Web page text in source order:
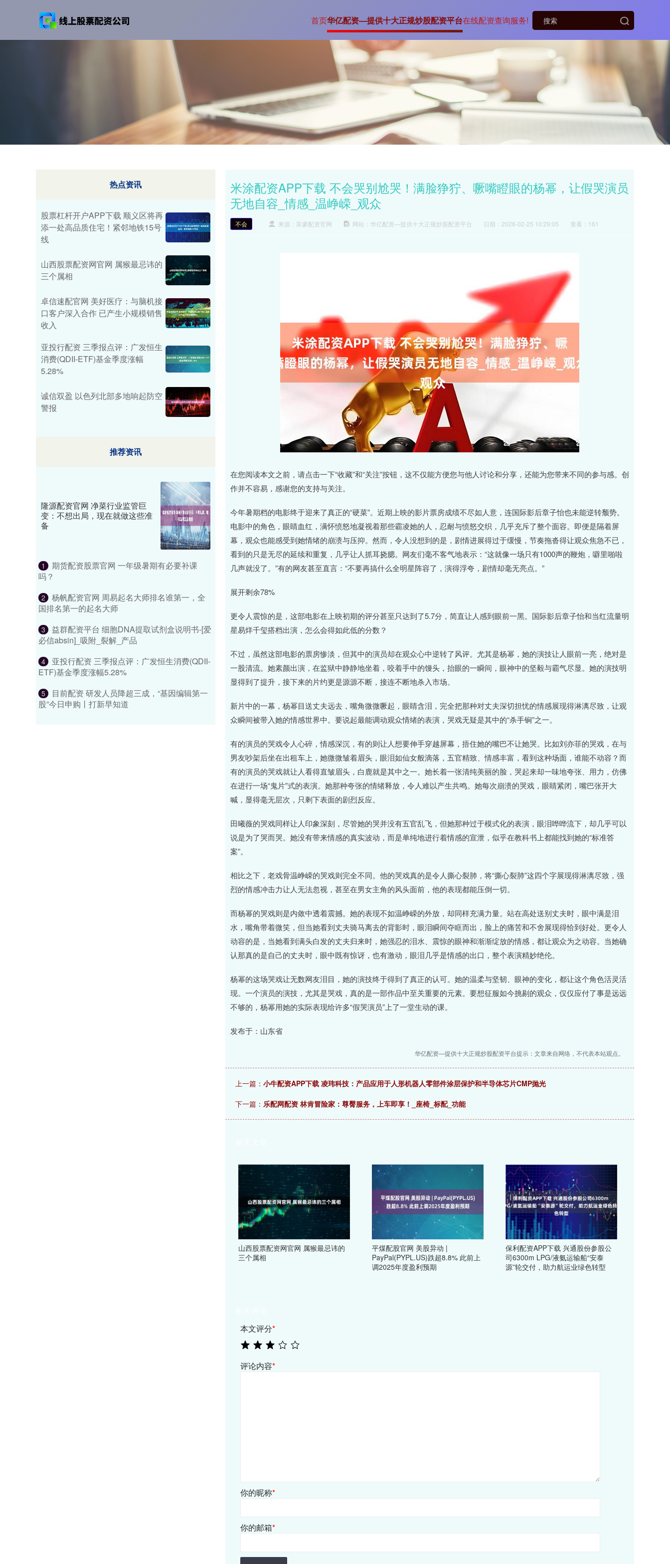
首页华亿配资—提供十大正规炒股配资平台在线配资查询服务!
米涂配资APP下载 不会哭别尬哭！满脸狰狞、噘嘴瞪眼的杨幂，让假哭演员
无地自容_情感_温峥嵘_观众
不会 来源：富豪配资官网 网站：华亿配资—提供十大正规炒股配资平台 日期：2026-02-25 10:29:05 查看：161
在您阅读本文之前，请点击一下“收藏”和“关注”按钮，这不仅能方便您与他人讨论和分享，还能为您带来不同的参与感。创
作并不容易，感谢您的支持与关注。
今年暑期档的电影终于迎来了真正的“硬菜”。近期上映的影片票房成绩不尽如人意，连国际影后章子怡也未能逆转颓势。
电影中的角色，眼睛血红，满怀愤怒地凝视着那些霸凌她的人，忍耐与愤怒交织，几乎充斥了整个面容。即便是隔着屏
幕，观众也能感受到她情绪的崩溃与压抑。然而，令人没想到的是，剧情进展得过于缓慢，节奏拖沓得让观众焦急不已，
看到的只是无尽的延续和重复，几乎让人抓耳挠腮。网友们毫不客气地表示：“这就像一场只有1000声的鞭炮，噼里啪啦
几声就没了。”有的网友甚至直言：“不要再搞什么全明星阵容了，演得浮夸，剧情却毫无亮点。”
展开剩余78%
更令人震惊的是，这部电影在上映初期的评分甚至只达到了5.7分，简直让人感到眼前一黑。国际影后章子怡和当红流量明
星易烊千玺搭档出演，怎么会得如此低的分数？
不过，虽然这部电影的票房惨淡，但其中的演员却在观众心中逆转了风评。尤其是杨幂，她的演技让人眼前一亮，绝对是
一股清流。她素颜出演，在监狱中静静地坐着，咬着手中的馒头，抬眼的一瞬间，眼神中的坚毅与霸气尽显。她的演技明
显得到了提升，接下来的片约更是源源不断，接连不断地杀入市场。
新片中的一幕，杨幂目送丈夫远去，嘴角微微噘起，眼睛含泪，完全把那种对丈夫深切担忧的情感展现得淋漓尽致，让观
众瞬间被带入她的情感世界中。要说起最能调动观众情绪的表演，哭戏无疑是其中的“杀手锏”之一。
有的演员的哭戏令人心碎，情感深沉，有的则让人想要伸手穿越屏幕，捂住她的嘴巴不让她哭。比如刘亦菲的哭戏，在与
男友吵架后坐在出租车上，她微微皱着眉头，眼泪如仙女般滴落，五官精致、情感丰富，看到这种场面，谁能不动容？而
有的演员的哭戏就让人看得直皱眉头，白鹿就是其中之一。她长着一张清纯美丽的脸，哭起来却一味地夸张、用力，仿佛
在进行一场“鬼片”式的表演。她那种夸张的情绪释放，令人难以产生共鸣。她每次崩溃的哭戏，眼睛紧闭，嘴巴张开大
喊，显得毫无层次，只剩下表面的剧烈反应。
田曦薇的哭戏同样让人印象深刻，尽管她的哭并没有五官乱飞，但她那种过于模式化的表演，眼泪哗哗流下，却几乎可以
说是为了哭而哭。她没有带来情感的真实波动，而是单纯地进行着情感的宣泄，似乎在教科书上都能找到她的“标准答
案”。
相比之下，老戏骨温峥嵘的哭戏则完全不同。他的哭戏真的是令人撕心裂肺，将“撕心裂肺”这四个字展现得淋漓尽致，强
烈的情感冲击力让人无法忽视，甚至在男女主角的风头面前，他的表现都能压倒一切。
而杨幂的哭戏则是内敛中透着震撼。她的表现不如温峥嵘的外放，却同样充满力量。站在高处送别丈夫时，眼中满是泪
水，嘴角带着微笑，但当她看到丈夫骑马离去的背影时，眼泪瞬间夺眶而出，脸上的痛苦和不舍展现得恰到好处。更令人
动容的是，当她看到满头白发的丈夫归来时，她强忍的泪水、震惊的眼神和渐渐绽放的情感，都让观众为之动容。当她确
认那真的是自己的丈夫时，眼中既有惊讶，也有激动，眼泪几乎是情感的出口，整个表演精妙绝伦。
杨幂的这场哭戏让无数网友泪目，她的演技终于得到了真正的认可。她的温柔与坚韧、眼神的变化，都让这个角色活灵活
现。一个演员的演技，尤其是哭戏，真的是一部作品中至关重要的元素。要想征服如今挑剔的观众，仅仅应付了事是远远
不够的，杨幂用她的实际表现给许多“假哭演员”上了一堂生动的课。
发布于：山东省
华亿配资—提供十大正规炒股配资平台提示：文章来自网络，不代表本站观点。
上一篇： 小牛配资APP下载 凌玮科技：产品应用于人形机器人零部件涂层保护和半导体芯片CMP抛光
下一篇： 乐配网配资 林肯冒险家：尊臀服务，上车即享！_座椅_标配_功能
山西股票配资网官网 属猴最忌讳的
三个属相
平煤配股官网 美股异动 |
PayPal(PYPL.US)跌超8.8% 此前上
调2025年度盈利预期
保利配资APP下载 兴通股份参股公
司6300m LPG/液氨运输船“安泰
源”轮交付，助力航运业绿色转型
本文评分*
评论内容*
你的昵称*
你的邮箱*
热点资讯
股票杠杆开户APP下载 顺义区将再
添一处高品质住宅！紧邻地铁15号
线
山西股票配资网官网 属猴最忌讳的
三个属相
卓信速配官网 美好医疗：与脑机接
口客户深入合作 已产生小规模销售
收入
亚投行配资 三季报点评：广发恒生
消费(QDII-ETF)基金季度涨幅
5.28%
诚信双盈 以色列北部多地响起防空
警报
推荐资讯
隆源配资官网 净菜行业监管巨
变：不想出局，现在就做这些准
备
1
期货配资股票官网 一年级暑期有必要补课
吗？
2
杨帆配资官网 周易起名大师排名谁第一，全
国排名第一的起名大师
3
益群配资平台 细胞DNA提取试剂盒说明书-[爱
必信absin]_吸附_裂解_产品
4
亚投行配资 三季报点评：广发恒生消费(QDII-
ETF)基金季度涨幅5.28%
5
目前配资 研发人员降超三成，“基因编辑第一
股”今日申购丨打新早知道